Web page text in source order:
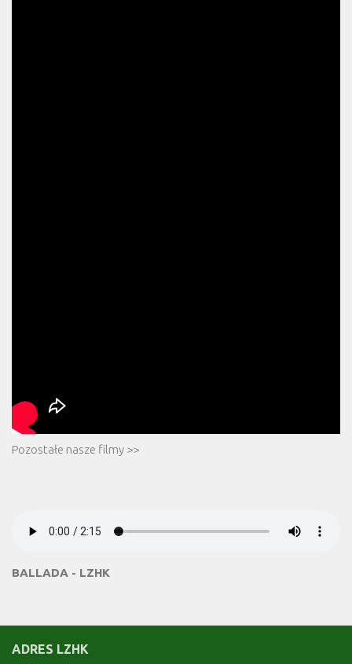
Pozostałe nasze filmy >>
BALLADA - LZHK
ADRES LZHK